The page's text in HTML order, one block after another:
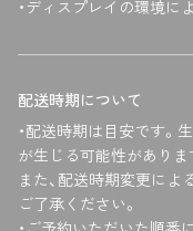
・ディスプレイの環境に
配送時期について
・配送時期は目安です。
が生じる可能性がありま
また、配送時期変更に
ご了承ください。